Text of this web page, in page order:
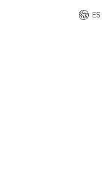
ES